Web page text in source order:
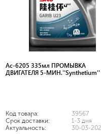
Ас-6205 335мл ПРОМЫВКА
ДВИГАТЕЛЯ 5-МИН.''Synthetium''
Код товара:
39567
Срок доставки:
1-3 дня
Актуальность:
30-03-